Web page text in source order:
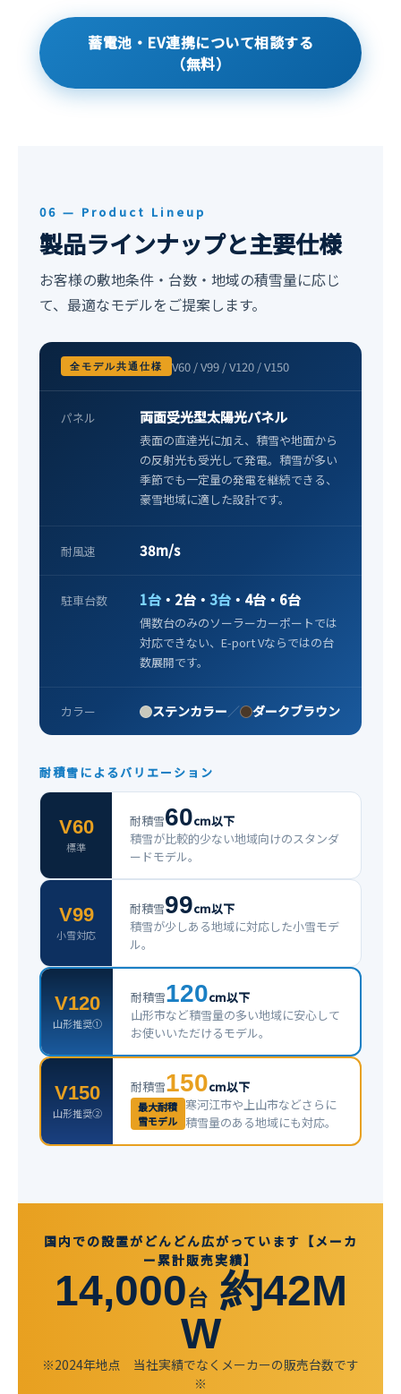
蓄電池・EV連携について相談する
（無料）
06 — Product Lineup
製品ラインナップと主要仕様
お客様の敷地条件・台数・地域の積雪量に応じ
て、最適なモデルをご提案します。
全モデル共通仕様 V60 / V99 / V120 / V150
パネル 両面受光型太陽光パネル
表面の直達光に加え、積雪や地面から
の反射光も受光して発電。積雪が多い
季節でも一定量の発電を継続できる、
豪雪地域に適した設計です。
耐風速 38m/s
駐車台数 1台 ・2台・ 3台 ・4台・6台
偶数台のみのソーラーカーポートでは
対応できない、E-port Vならではの台
数展開です。
カラー ステンカラー／ ダークブラウン
耐積雪によるバリエーション
V60
標準
耐積雪60cm以下
積雪が比較的少ない地域向けのスタンダ
ードモデル。
V99
小雪対応
耐積雪99cm以下
積雪が少しある地域に対応した小雪モデ
ル。
V120
山形推奨①
耐積雪120cm以下
山形市など積雪量の多い地域に安心して
お使いいただけるモデル。
V150
山形推奨②
耐積雪150cm以下
最大耐積
雪モデル
寒河江市や上山市などさらに
積雪量のある地域にも対応。
国内での設置がどんどん広がっています【メーカ
ー累計販売実績】
14,000台 約42M
W
※2024年地点 当社実績でなくメーカーの販売台数です
※